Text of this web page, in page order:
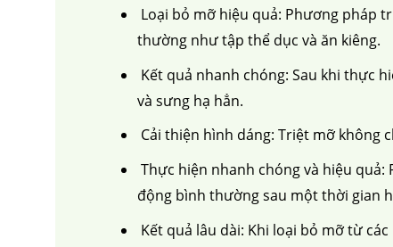
Loại bỏ mỡ hiệu quả: Phương pháp
thường như tập thể dục và ăn kiêng.
Kết quả nhanh chóng: Sau khi thực
và sưng hạ hẳn.
Cải thiện hình dáng: Triệt mỡ không
Thực hiện nhanh chóng và hiệu
động bình thường sau một thời gian
Kết quả lâu dài: Khi loại bỏ mỡ từ